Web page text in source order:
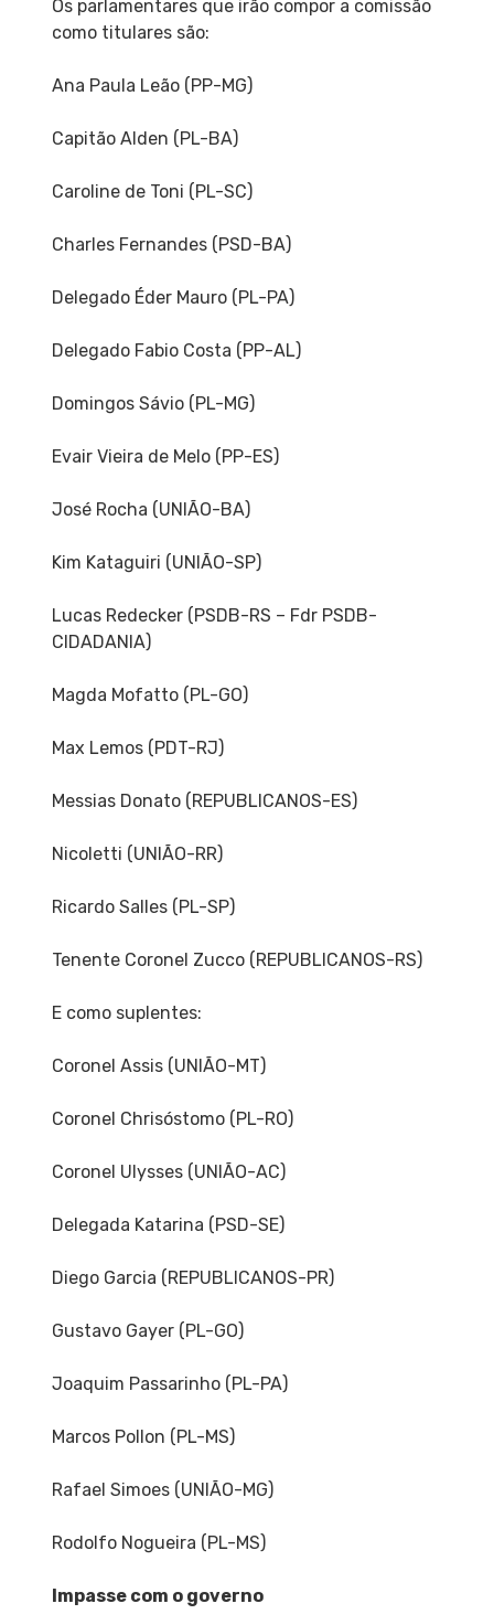
Os parlamentares que irão compor a comissão
como titulares são:
Ana Paula Leão (PP-MG)
Capitão Alden (PL-BA)
Caroline de Toni (PL-SC)
Charles Fernandes (PSD-BA)
Delegado Éder Mauro (PL-PA)
Delegado Fabio Costa (PP-AL)
Domingos Sávio (PL-MG)
Evair Vieira de Melo (PP-ES)
José Rocha (UNIÃO-BA)
Kim Kataguiri (UNIÃO-SP)
Lucas Redecker (PSDB-RS – Fdr PSDB-
CIDADANIA)
Magda Mofatto (PL-GO)
Max Lemos (PDT-RJ)
Messias Donato (REPUBLICANOS-ES)
Nicoletti (UNIÃO-RR)
Ricardo Salles (PL-SP)
Tenente Coronel Zucco (REPUBLICANOS-RS)
E como suplentes:
Coronel Assis (UNIÃO-MT)
Coronel Chrisóstomo (PL-RO)
Coronel Ulysses (UNIÃO-AC)
Delegada Katarina (PSD-SE)
Diego Garcia (REPUBLICANOS-PR)
Gustavo Gayer (PL-GO)
Joaquim Passarinho (PL-PA)
Marcos Pollon (PL-MS)
Rafael Simoes (UNIÃO-MG)
Rodolfo Nogueira (PL-MS)
Impasse com o governo